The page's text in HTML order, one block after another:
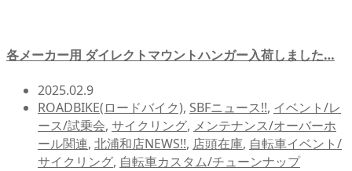
各メーカー用 ダイレクトマウントハンガー入荷しました…
2025.02.9
ROADBIKE(ロードバイク), SBFニュース!!, イベント/レ
ース/試乗会, サイクリング, メンテナンス/オーバーホ
ール関連, 北浦和店NEWS!!, 店頭在庫, 自転車イベント/
サイクリング, 自転車カスタム/チューンナップ